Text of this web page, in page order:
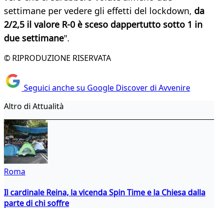
settimane per vedere gli effetti del lockdown, da
2/2,5 il valore R-0 è sceso dappertutto sotto 1 in
due settimane".
© RIPRODUZIONE RISERVATA
Seguici anche su Google Discover di Avvenire
Altro di Attualità
Roma
Il cardinale Reina, la vicenda Spin Time e la Chiesa dalla
parte di chi soffre